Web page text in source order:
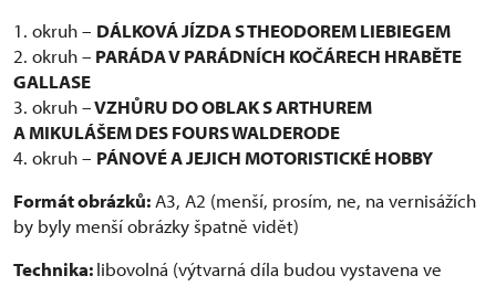
1. okruh – DÁLKOVÁ JÍZDA S THEODOREM LIEBIEGEM
2. okruh – PARÁDA V PARÁDNÍCH KOČÁRECH HRABĚTE
GALLASE
3. okruh –VZHŮRU DO OBLAK S ARTHUREM
A MIKULÁŠEM DES FOURS WALDERODE
4. okruh – PÁNOVÉ A JEJICH MOTORISTICKÉ HOBBY
Formát obrázků: A3, A2 (menší, prosím, ne, na vernisážích
by byly menší obrázky špatně vidět)
Technika:libovolná (výtvarná díla budou vystavena ve